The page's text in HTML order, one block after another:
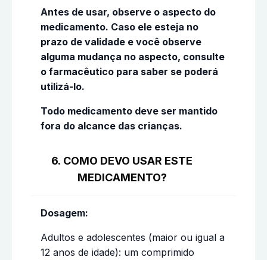
Antes de usar, observe o aspecto do
medicamento. Caso ele esteja no
prazo de validade e você observe
alguma mudança no aspecto, consulte
o farmacêutico para saber se poderá
utilizá-lo.
Todo medicamento deve ser mantido
fora do alcance das crianças.
6. COMO DEVO USAR ESTE
MEDICAMENTO?
Dosagem:
Adultos e adolescentes (maior ou igual a
12 anos de idade): um comprimido